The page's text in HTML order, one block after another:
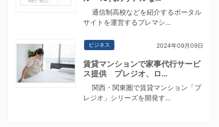
通信制高校などを紹介するポータル
サイトを運営するプレマシ…
ビジネス 2024年09月09日
賃貸マンションで家事代行サービ
ス提供 プレジオ、ロ…
関西・関東圏で賃貸マンション「プ
レジオ」シリーズを開発す…